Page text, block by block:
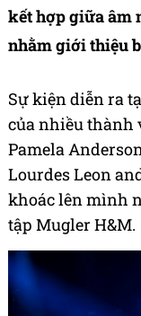
kết hợp giữa âm
nhằm giới thiệu
Sự kiện diễn ra
của nhiều thành
Pamela
Lourdes Leon
khoác lên mình
tập Mugler H&M.